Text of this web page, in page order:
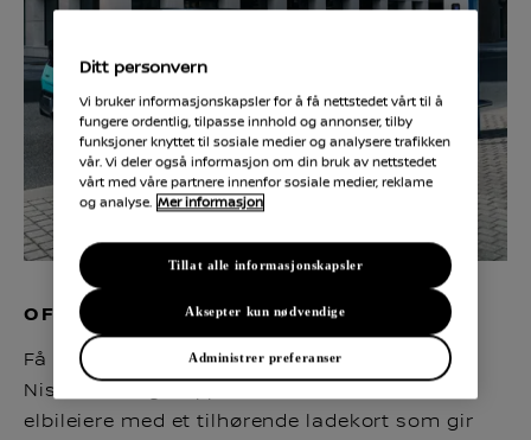
OFFENTLIG LADING
Få fult utbytte av offentlig lading med vår
Nissan Charge-app. Den er dedikert til våre
elbileiere med et tilhørende ladekort som gir
Ditt personvern
Vi bruker informasjonskapsler for å få nettstedet vårt til å
fungere ordentlig, tilpasse innhold og annonser, tilby
funksjoner knyttet til sosiale medier og analysere trafikken
vår. Vi deler også informasjon om din bruk av nettstedet
vårt med våre partnere innenfor sosiale medier, reklame
og analyse. Mer informasjon
Administrer preferanser
Aksepter kun nødvendige
Tillat alle informasjonskapsler